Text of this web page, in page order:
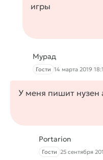
игры
Мурад
Гости 14 марта 2019
У меня пишит нузен
Portarion
Гости 25 сентября